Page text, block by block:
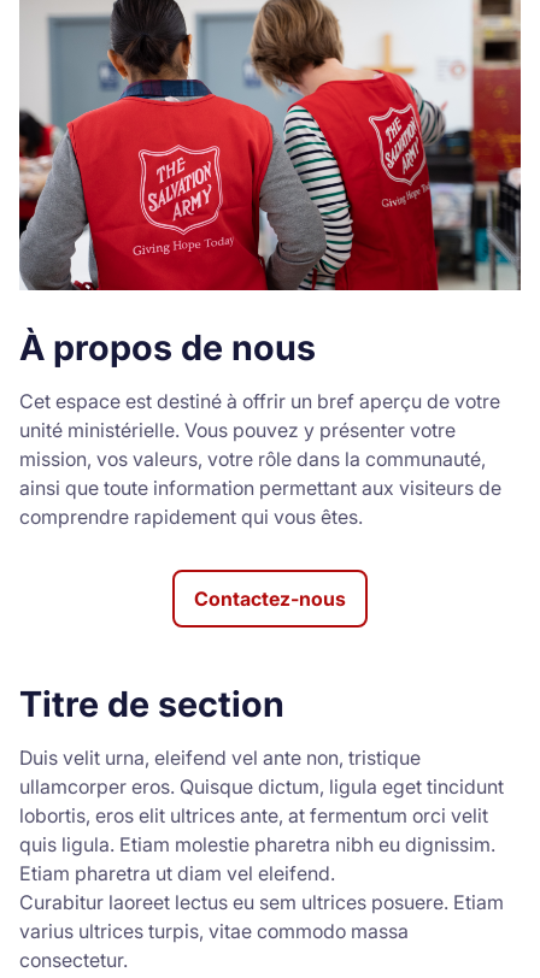
Volunteer
Donate
À propos de nous
Cet espace est destiné à offrir un bref aperçu de votre
unité ministérielle. Vous pouvez y présenter votre
mission, vos valeurs, votre rôle dans la communauté,
ainsi que toute information permettant aux visiteurs de
comprendre rapidement qui vous êtes.
Contactez-nous
Titre de section
Duis velit urna, eleifend vel ante non, tristique
ullamcorper eros. Quisque dictum, ligula eget tincidunt
lobortis, eros elit ultrices ante, at fermentum orci velit
quis ligula. Etiam molestie pharetra nibh eu dignissim.
Etiam pharetra ut diam vel eleifend.
Curabitur laoreet lectus eu sem ultrices posuere. Etiam
varius ultrices turpis, vitae commodo massa
consectetur.